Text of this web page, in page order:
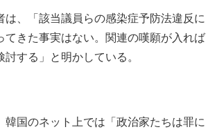
は、「該当議員らの感染症予防法違反に
てきた事実はない。関連の嘆願が入れば
する」と明かしている。
韓国のネット上では「政治家たちは罪に